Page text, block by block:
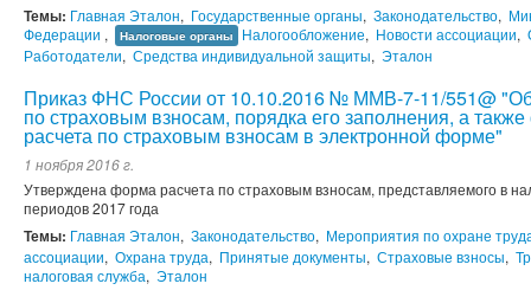
Темы: Главная Эталон, Государственные органы, Законодательство,
Федерации , Налоговые органы Налогообложение, Новости ассоциации,
Работодатели, Средства индивидуальной защиты, Эталон
Приказ ФНС России от 10.10.2016 № ММВ-7-11/551@
по страховым взносам, порядка его заполнения, а
расчета по страховым взносам в электронной форме"
1 ноября 2016 г.
Утверждена форма расчета по страховым взносам, представляемого в
периодов 2017 года
Темы: Главная Эталон, Законодательство, Мероприятия по охране
ассоциации, Охрана труда, Принятые документы, Страховые взносы,
налоговая служба, Эталон